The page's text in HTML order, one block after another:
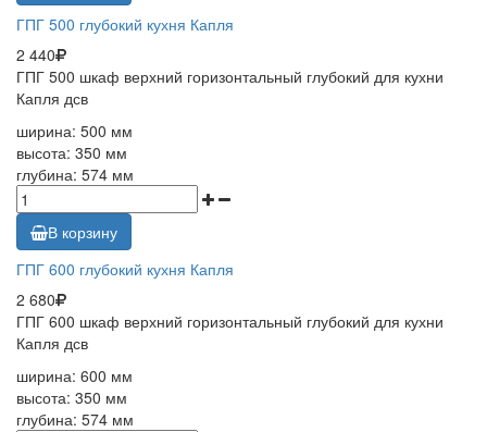
ГПГ 500 глубокий кухня Капля
2 440
ГПГ 500 шкаф верхний горизонтальный глубокий для кухни
Капля дсв
ширина: 500 мм
высота: 350 мм
глубина: 574 мм
В корзину
ГПГ 600 глубокий кухня Капля
2 680
ГПГ 600 шкаф верхний горизонтальный глубокий для кухни
Капля дсв
ширина: 600 мм
высота: 350 мм
глубина: 574 мм